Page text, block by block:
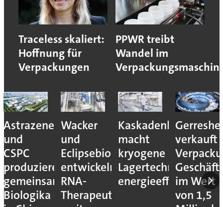
Traceless skaliert:
Hoffnung für
Verpackungen
PPWR treibt
Wandel im
Astrazeneca
und
CSPC
produzieren
gemeinsam
Biologika
Wacker
und
Eclipsebio
entwickeln
RNA-
Therapeutika
Kaskadenkonzept
macht
kryogene
Lagertechnik
energieeffizienter
verkauft
im Wert
von 1,5